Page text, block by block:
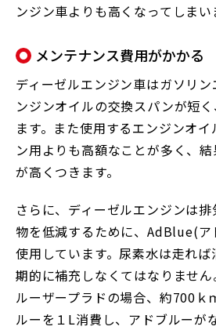
ンジン車よりも高くなってしまい
メンテナンス費用がかかる
ディーゼルエンジン車はガソリ
ンジンオイルの交換スパンが短
ます。また使用するエンジンオ
ン用よりも高額なことが多く、
が高くつきます。
さらに、ディーゼルエンジンは
物を低減するために、AdBlue(
使用しています。尿素水は走れ
期的に補充しなくてはなりませ
ルーザープラドの場合、約700ｋ
ルーを１L消費し、アドブルーが